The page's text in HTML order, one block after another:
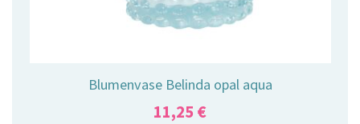
Blumenvase Belinda opal aqua
11,25 €